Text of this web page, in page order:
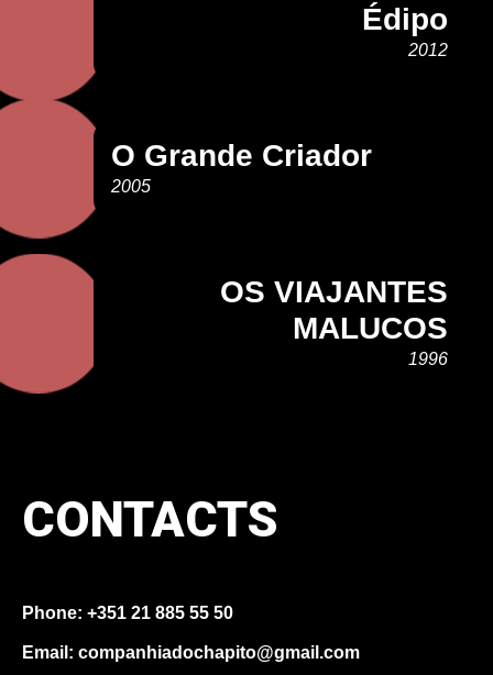
Édipo
2012
O Grande Criador
2005
OS VIAJANTES
MALUCOS
1996
CONTACTS
Phone: +351 21 885 55 50
Email: companhiadochapito@gmail.com